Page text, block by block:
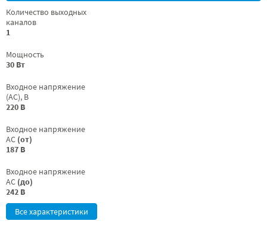
Количество выходных
каналов
1
Мощность
30 Вт
Входное напряжение
(AC), В
220 В
Входное напряжение
AC (от)
187 В
Входное напряжение
AC (до)
242 В
Все характеристики